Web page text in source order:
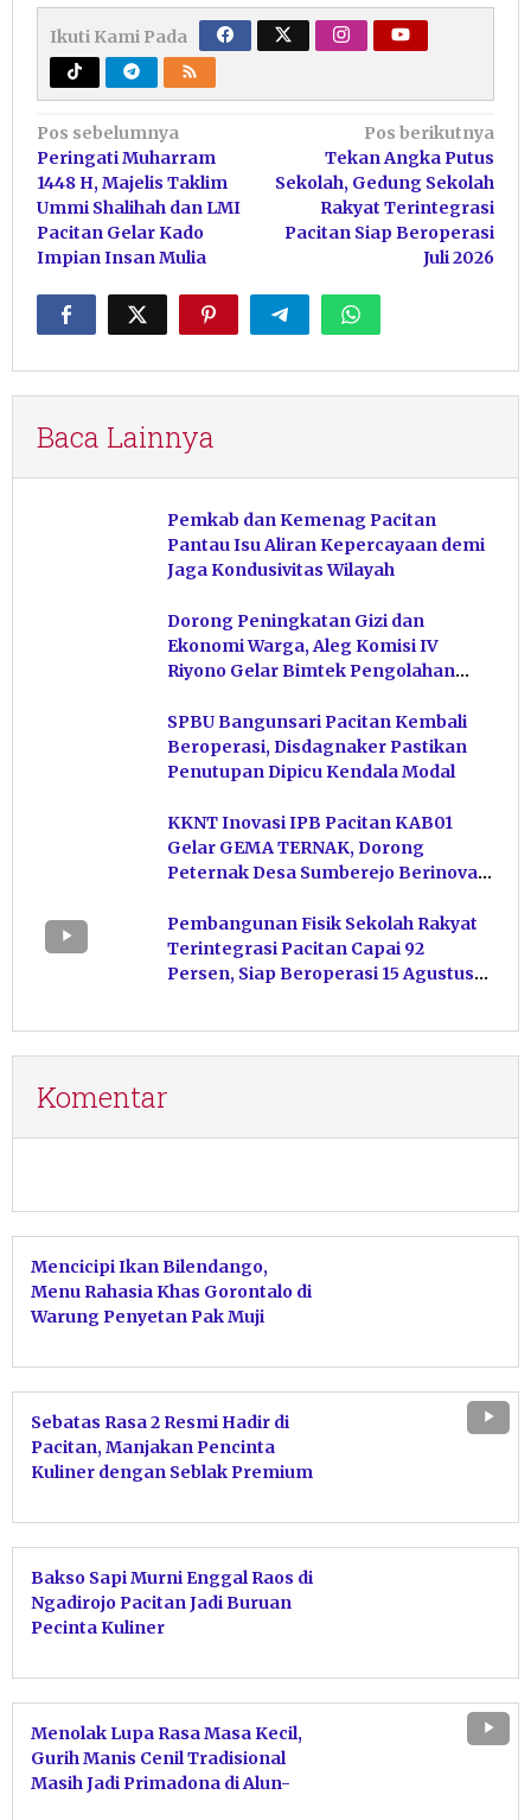
Ikuti Kami Pada
Navigasi
pos
Pos sebelumnya
Peringati Muharram
1448 H, Majelis Taklim
Ummi Shalihah dan LMI
Pacitan Gelar Kado
Impian Insan Mulia
Pos berikutnya
Tekan Angka Putus
Sekolah, Gedung Sekolah
Rakyat Terintegrasi
Pacitan Siap Beroperasi
Juli 2026
Baca Lainnya
Pemkab dan Kemenag Pacitan
Pantau Isu Aliran Kepercayaan demi
Jaga Kondusivitas Wilayah
Dorong Peningkatan Gizi dan
Ekonomi Warga, Aleg Komisi IV
Riyono Gelar Bimtek Pengolahan
SPBU Bangunsari Pacitan Kembali
Beroperasi, Disdagnaker Pastikan
Penutupan Dipicu Kendala Modal
KKNT Inovasi IPB Pacitan KAB01
Gelar GEMA TERNAK, Dorong
Peternak Desa Sumberejo Berinovasi
Pembangunan Fisik Sekolah Rakyat
Terintegrasi Pacitan Capai 92
Persen, Siap Beroperasi 15 Agustus
Komentar
Mencicipi Ikan Bilendango,
Menu Rahasia Khas Gorontalo di
Warung Penyetan Pak Muji
Sebatas Rasa 2 Resmi Hadir di
Pacitan, Manjakan Pencinta
Kuliner dengan Seblak Premium
Bakso Sapi Murni Enggal Raos di
Ngadirojo Pacitan Jadi Buruan
Pecinta Kuliner
Menolak Lupa Rasa Masa Kecil,
Gurih Manis Cenil Tradisional
Masih Jadi Primadona di Alun-